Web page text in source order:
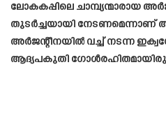
ലോകകപ്പിലെ ചാമ്പ്യന്മാരായ
തുടർച്ചയായി നേടണമെന്നാണ്
അർജന്റീനയിൽ വച്ച് നടന്ന
ആദ്യപകുതി